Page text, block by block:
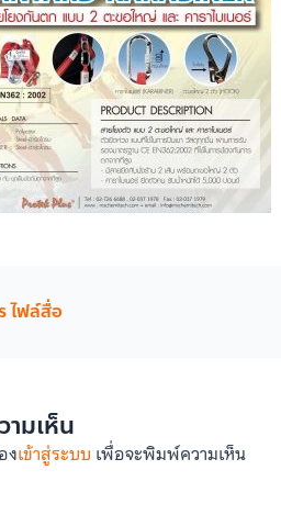
ไฟล์สื่อ
ามเห็น
งเข้าสู่ระบบ เพื่อจะพิมพ์ความเห็น